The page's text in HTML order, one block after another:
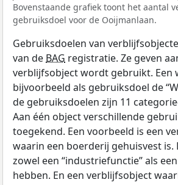
Bovenstaande grafiek toont het aantal
gebruiksdoel voor de Ooijmanlaan.
Gebruiksdoelen van
van de BAG registratie. Ze geven
verblijfsobject wordt gebruikt. Een
bijvoorbeeld als gebruiksdoel de
de gebruiksdoelen zijn 11
Aan één object verschillende
toegekend. Een voorbeeld is een
waarin een boerderij gehuisvest is.
zowel een “industriefunctie” als
hebben. En een verblijfsobject